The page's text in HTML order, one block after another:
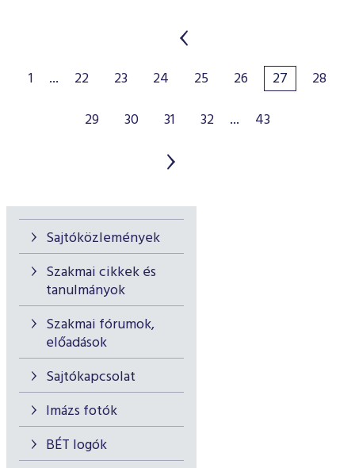
Sajtóközlemények
Szakmai cikkek és
tanulmányok
Szakmai fórumok,
előadások
Sajtókapcsolat
Imázs fotók
BÉT logók
1 ... 22 23 24 25 26 27
28
29
30 31 32 ... 43